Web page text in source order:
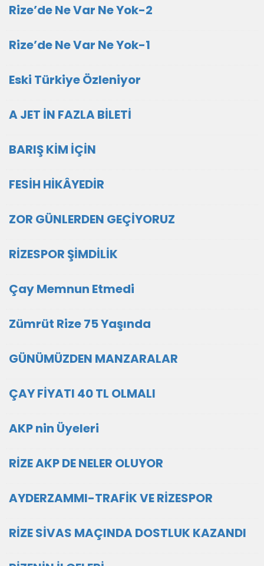
Rize’de Ne Var Ne Yok-2
Rize’de Ne Var Ne Yok-1
Eski Türkiye Özleniyor
A JET İN FAZLA BİLETİ
BARIŞ KİM İÇİN
FESİH HİKÂYEDİR
ZOR GÜNLERDEN GEÇİYORUZ
RİZESPOR ŞİMDİLİK
Çay Memnun Etmedi
Zümrüt Rize 75 Yaşında
GÜNÜMÜZDEN MANZARALAR
ÇAY FİYATI 40 TL OLMALI
AKP nin Üyeleri
RİZE AKP DE NELER OLUYOR
AYDERZAMMI-TRAFİK VE RİZESPOR
RİZE SİVAS MAÇINDA DOSTLUK KAZANDI